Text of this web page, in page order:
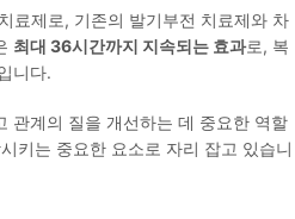
료제로, 기존의 발기부전 치료제와 차
최대 36시간까지 지속되는 효과로, 복
니다.
관계의 질을 개선하는 데 중요한 역할
키는 중요한 요소로 자리 잡고 있습니